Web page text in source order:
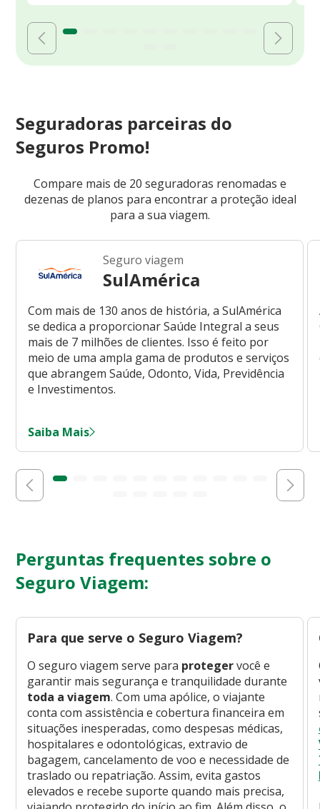
Seguradoras parceiras do
Seguros Promo!
Compare mais de 20 seguradoras renomadas e
dezenas de planos para encontrar a proteção ideal
para a sua viagem.
Seguro viagem
SulAmérica
Com mais de 130 anos de história, a SulAmérica
se dedica a proporcionar Saúde Integral a seus
mais de 7 milhões de clientes. Isso é feito por
meio de uma ampla gama de produtos e serviços
que abrangem Saúde, Odonto, Vida, Previdência
e Investimentos.
Saiba Mais
Perguntas frequentes sobre o
Seguro Viagem:
Para que serve o Seguro Viagem?
O seguro viagem serve para protegervocê e
garantir mais segurança e tranquilidade durante
toda a viagem. Com uma apólice, o viajante
conta com assistência e cobertura financeira em
situações inesperadas, como despesas médicas,
hospitalares e odontológicas, extravio de
bagagem, cancelamento de voo e necessidade de
traslado ou repatriação. Assim, evita gastos
elevados e recebe suporte quando mais precisa,